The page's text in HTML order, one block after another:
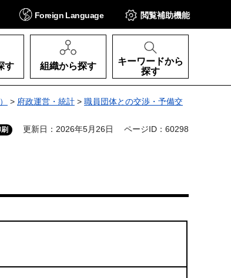
Foreign Language 閲覧補助機能
す 組織から探す
キーワードから
探す
> 府政運営・統計 > 職員団体との交渉・予備交
更新日：2026年5月26日 ページID：60298